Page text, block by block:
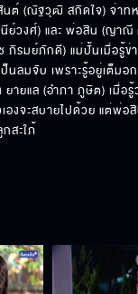
สันต์ (ณัฐวุฒิ สกิดใจ) จ่าท
ย์วงศ์) และ พ่อสิน (ญาณี
ภิรมย์ภักดี) แม่ปั้นเมื่อรู้ข่
นลมจับ เพราะรู้อยู่เต็ม
ยายแล (อำภา ภูษิต) เมื่อ
องจะสบายไปด้วย แต่พ่อ
สะใภ้